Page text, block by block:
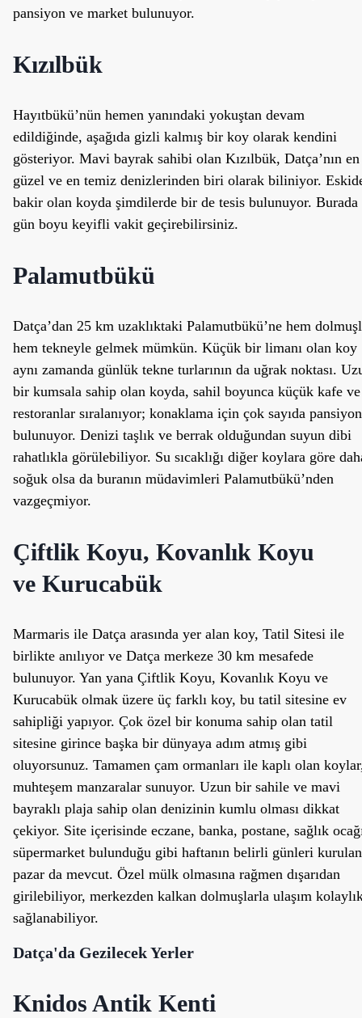
pansiyon ve market bulunuyor.
Kızılbük
Hayıtbükü’nün hemen yanındaki yokuştan devam
edildiğinde, aşağıda gizli kalmış bir koy olarak kendini
gösteriyor. Mavi bayrak sahibi olan Kızılbük, Datça’nın en
güzel ve en temiz denizlerinden biri olarak biliniyor.
bakir olan koyda şimdilerde bir de tesis bulunuyor. Burada
gün boyu keyifli vakit geçirebilirsiniz.
Palamutbükü
Datça’dan 25 km uzaklıktaki Palamutbükü’ne hem
hem tekneyle gelmek mümkün. Küçük bir limanı olan koy
aynı zamanda günlük tekne turlarının da uğrak noktası.
bir kumsala sahip olan koyda, sahil boyunca küçük kafe ve
restoranlar sıralanıyor; konaklama için çok sayıda pansiyon
bulunuyor. Denizi taşlık ve berrak olduğundan suyun dibi
rahatlıkla görülebiliyor. Su sıcaklığı diğer koylara göre
soğuk olsa da buranın müdavimleri Palamutbükü’nden
vazgeçmiyor.
Çiftlik Koyu, Kovanlık Koyu
ve Kurucabük
Marmaris ile Datça arasında yer alan koy, Tatil Sitesi ile
birlikte anılıyor ve Datça merkeze 30 km mesafede
bulunuyor. Yan yana Çiftlik Koyu, Kovanlık Koyu ve
Kurucabük olmak üzere üç farklı koy, bu tatil sitesine ev
sahipliği yapıyor. Çok özel bir konuma sahip olan tatil
sitesine girince başka bir dünyaya adım atmış gibi
oluyorsunuz. Tamamen çam ormanları ile kaplı olan
muhteşem manzaralar sunuyor. Uzun bir sahile ve mavi
bayraklı plaja sahip olan denizinin kumlu olması dikkat
çekiyor. Site içerisinde eczane, banka, postane, sağlık
süpermarket bulunduğu gibi haftanın belirli günleri kurulan
pazar da mevcut. Özel mülk olmasına rağmen dışarıdan
girilebiliyor, merkezden kalkan dolmuşlarla ulaşım
sağlanabiliyor.
Datça'da Gezilecek Yerler
Knidos Antik Kenti